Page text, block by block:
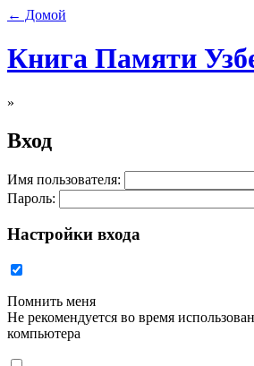
← Домой
Книга Памяти
»
Вход
Имя пользователя:
Пароль:
Настройки входа
Помнить меня
Не рекомендуется во время
компьютера